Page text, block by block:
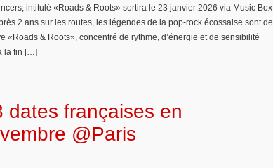
intitulé «Roads & Roots» sortira le 23 janvier 2026 via Music Box
2 ans sur les routes, les légendes de la pop-rock écossaise sont de
«Roads & Roots», concentré de rythme, d’énergie et de sensibilité
la fin […]
dates françaises en
@Paris